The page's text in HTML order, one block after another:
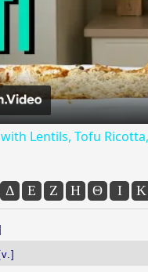
Lentils, Tofu
Δ Ε Ζ Η Θ Ι Κ
[v.]